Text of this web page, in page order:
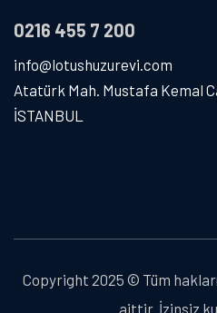
0216 455 7 200
info@lotushuzurevi.com
Atatürk Mah. Mustafa Kemal
İSTANBUL
Copyright 2025 © Tüm
aittir. İzinsiz